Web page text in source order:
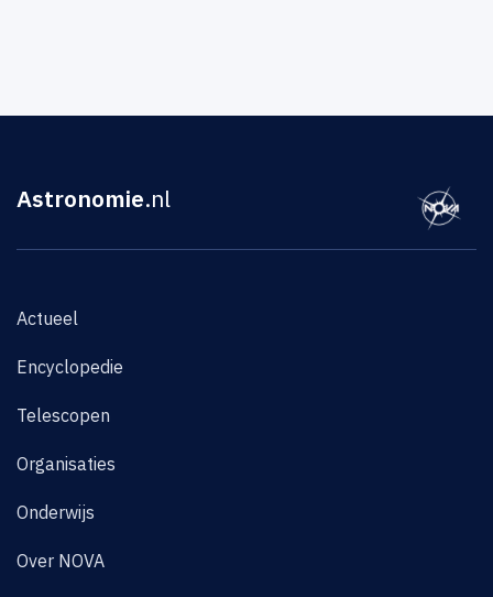
Astronomie.nl
Actueel
Encyclopedie
Telescopen
Organisaties
Onderwijs
Over NOVA